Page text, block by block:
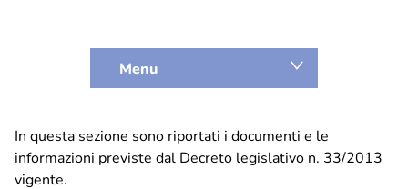
Ciclo idrico integrato
In questa sezione sono riportati i documenti e le
informazioni previste dal Decreto legislativo n. 33/2013
vigente.
Menu